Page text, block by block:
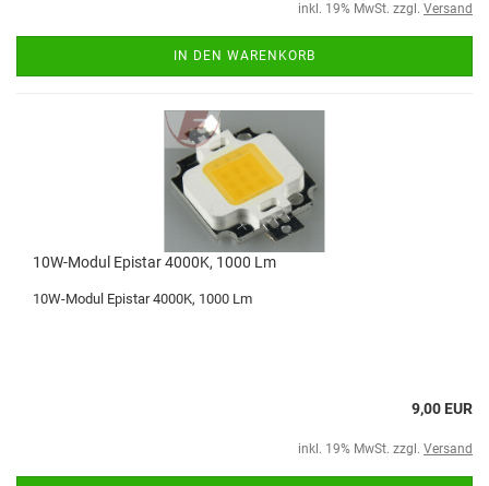
inkl. 19% MwSt. zzgl. Versand
IN DEN WARENKORB
10W-Modul Epistar 4000K, 1000 Lm
10W-Modul Epistar 4000K, 1000 Lm
9,00 EUR
inkl. 19% MwSt. zzgl. Versand